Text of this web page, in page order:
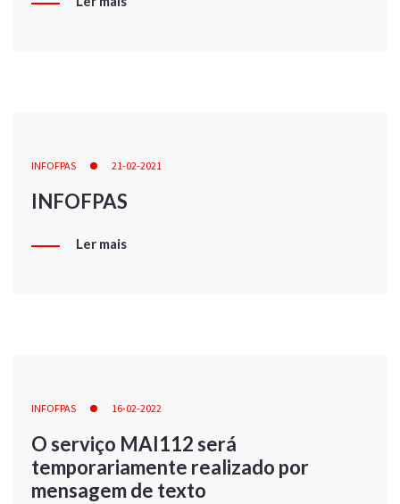
INFOFPAS 21-02-2021
INFOFPAS
Ler mais
INFOFPAS 16-02-2022
O serviço MAI112 será
temporariamente realizado por
mensagem de texto